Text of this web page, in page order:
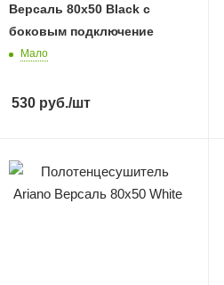
Версаль 80х50 Black с
боковым подключение
Мало
530 руб./шт